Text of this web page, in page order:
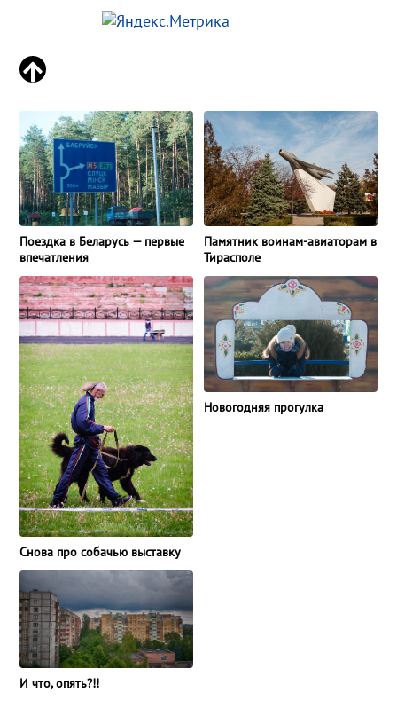
Поездка в Беларусь — первые
впечатления
Памятник воинам-авиаторам в
Тирасполе
Снова про собачью выставку
Новогодняя прогулка
И что, опять?!!